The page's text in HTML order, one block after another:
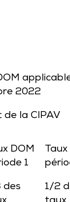
2022
la CIPAV
DOM
1
des
1/2